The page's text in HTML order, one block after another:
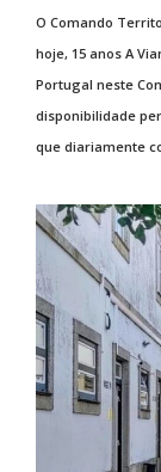
O Comando
hoje, 15 anos A
Portugal neste
disponibilidade
que diariamente